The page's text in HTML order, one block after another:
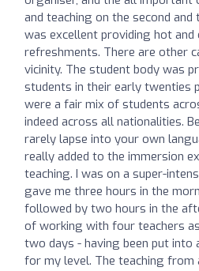
and teaching on the second
was excellent providing hot and
refreshments. There are other
vicinity. The student body was
students in their early twenties
were a fair mix of students
indeed across all nationalities.
rarely lapse into your own
really added to the immersion
teaching. I was on a super-
gave me three hours in the
followed by two hours in the
of working with four teachers
two days - having been put
for my level. The teaching